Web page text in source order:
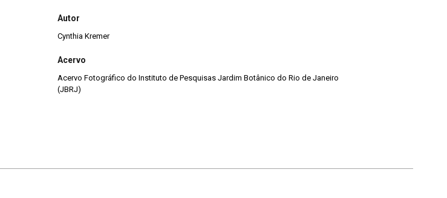
Autor
Cynthia Kremer
Acervo
Acervo Fotográfico do Instituto de Pesquisas Jardim Botânico do Rio de Janeiro
(JBRJ)